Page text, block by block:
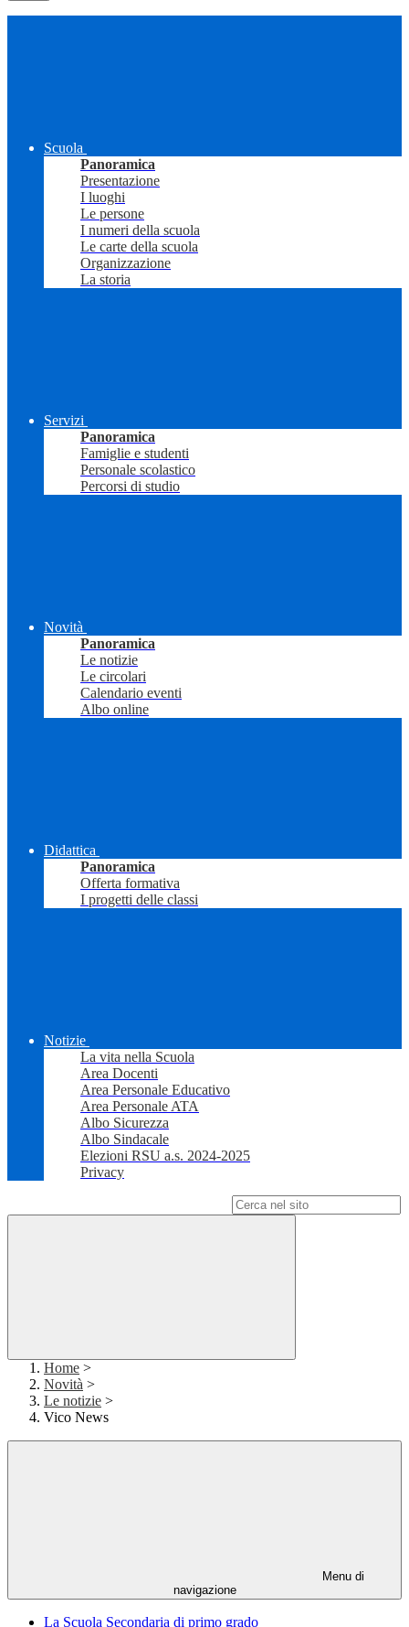
Scuola
Panoramica
Presentazione
I luoghi
Le persone
I numeri della scuola
Le carte della scuola
Organizzazione
La storia
Servizi
Panoramica
Famiglie e studenti
Personale scolastico
Percorsi di studio
Novità
Panoramica
Le notizie
Le circolari
Calendario eventi
Albo online
Didattica
Panoramica
Offerta formativa
I progetti delle classi
Notizie
La vita nella Scuola
Area Docenti
Area Personale Educativo
Area Personale ATA
Albo Sicurezza
Albo Sindacale
Elezioni RSU a.s. 2024-2025
Privacy
Home >
Novità >
Le notizie >
Vico News
Menu di
navigazione
La Scuola Secondaria di primo grado